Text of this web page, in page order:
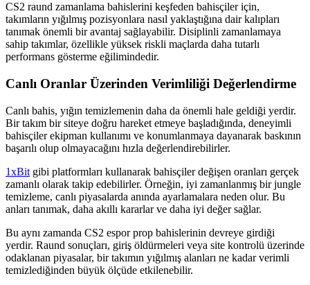
CS2 raund zamanlama bahislerini keşfeden bahisçiler için,
takımların yığılmış pozisyonlara nasıl yaklaştığına dair kalıpları
tanımak önemli bir avantaj sağlayabilir. Disiplinli zamanlamaya
sahip takımlar, özellikle yüksek riskli maçlarda daha tutarlı
performans gösterme eğilimindedir.
Canlı Oranlar Üzerinden Verimliliği Değerlendirme
Canlı bahis, yığın temizlemenin daha da önemli hale geldiği yerdir.
Bir takım bir siteye doğru hareket etmeye başladığında, deneyimli
bahisçiler ekipman kullanımı ve konumlanmaya dayanarak baskının
başarılı olup olmayacağını hızla değerlendirebilirler.
1xBit gibi platformları kullanarak bahisçiler değişen oranları gerçek
zamanlı olarak takip edebilirler. Örneğin, iyi zamanlanmış bir jungle
temizleme, canlı piyasalarda anında ayarlamalara neden olur. Bu
anları tanımak, daha akıllı kararlar ve daha iyi değer sağlar.
Bu aynı zamanda CS2 espor prop bahislerinin devreye girdiği
yerdir. Raund sonuçları, giriş öldürmeleri veya site kontrolü üzerinde
odaklanan piyasalar, bir takımın yığılmış alanları ne kadar verimli
temizlediğinden büyük ölçüde etkilenebilir.